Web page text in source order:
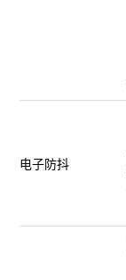
电子防抖